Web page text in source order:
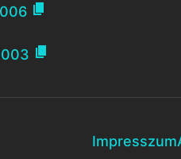


Impresszum